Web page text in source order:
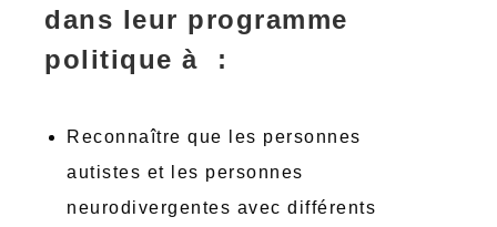
dans leur programme
politique à :
Reconnaître que les personnes
autistes et les personnes
neurodivergentes avec différents